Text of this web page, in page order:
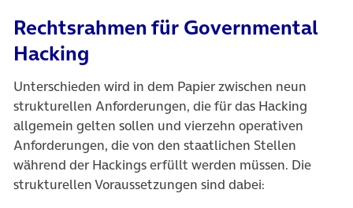
Rechtsrahmen für Governmental
Hacking
Unterschieden wird in dem Papier zwischen neun
strukturellen Anforderungen, die für das Hacking
allgemein gelten sollen und vierzehn operativen
Anforderungen, die von den staatlichen Stellen
während der Hackings erfüllt werden müssen. Die
strukturellen Voraussetzungen sind dabei: